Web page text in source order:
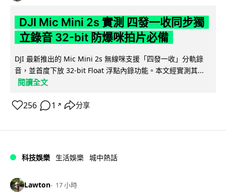
DJI Mic Mini 2s 實測 四發一收同步獨
立錄音 32-bit 防爆咪拍片必備
DJI 最新推出的 Mic Mini 2s 無線咪支援「四發一收」分軌錄
音，並首度下放 32-bit Float 浮點內錄功能。本文經實測其...
閱讀全文
256 1 ↗ 分享
科技娛樂 生活娛樂 城中熱話
Lawton 17 小時